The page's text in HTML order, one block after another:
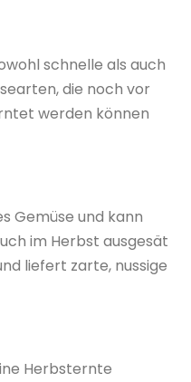
schnelle als auch
die noch vor
werden können
Gemüse und kann
im Herbst ausgesät
liefert zarte, nussige
Herbsternte